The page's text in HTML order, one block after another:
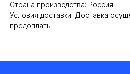
Cтрана производства: Россия
Условия доставки: Доставка
предоплаты